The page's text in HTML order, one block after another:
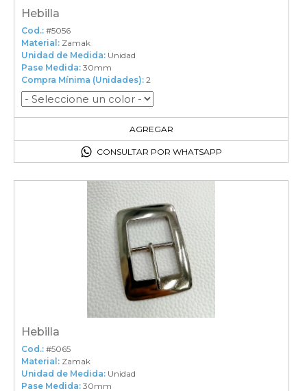
Hebilla
Cod.: #5056
Material: Zamak
Unidad de Medida: Unidad
Pase Medida: 30mm
Compra Mínima (Unidades): 2
AGREGAR
2en el carrito
CONSULTAR POR WHATSAPP
Hebilla
Cod.: #5065
Material: Zamak
Unidad de Medida: Unidad
Pase Medida: 30mm